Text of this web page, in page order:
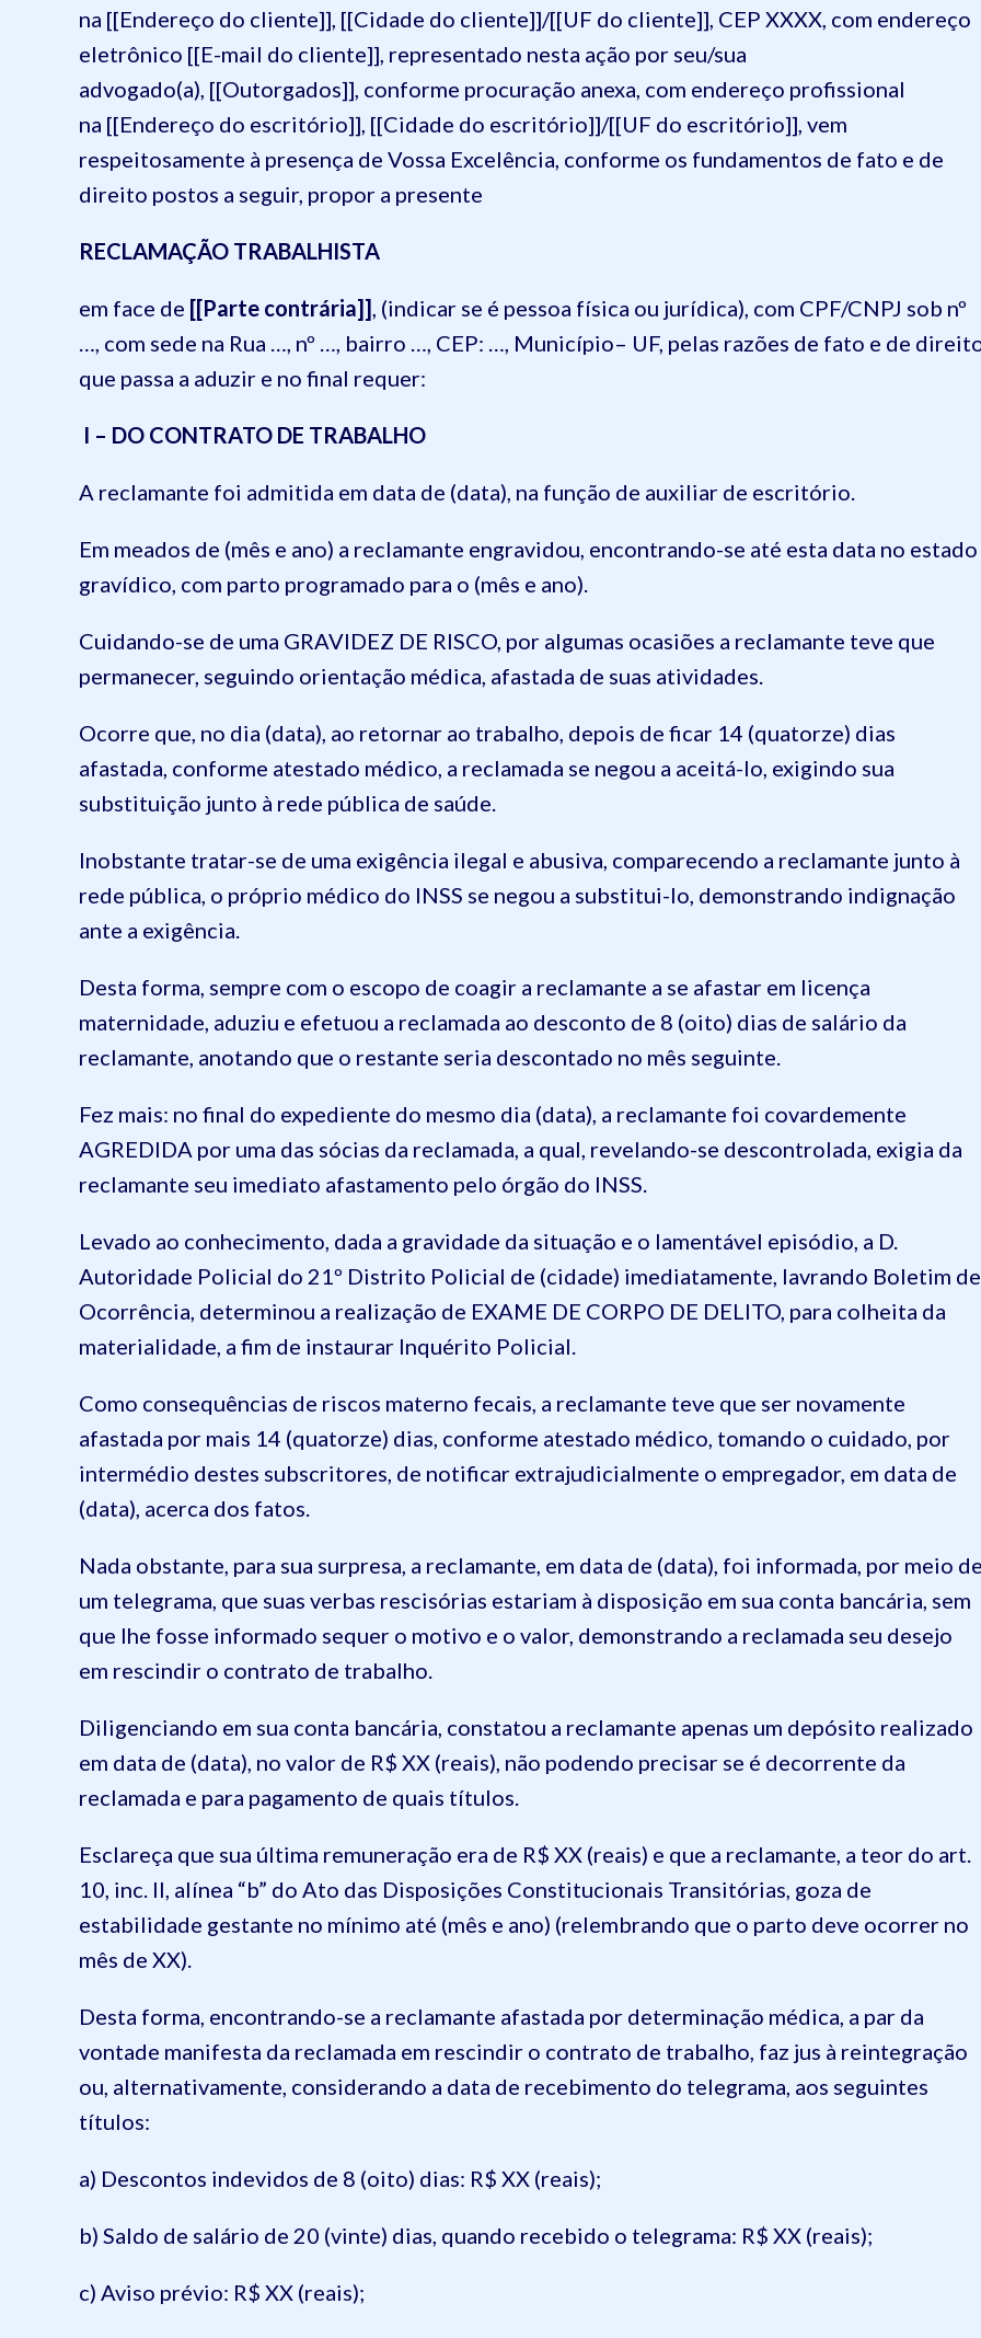
na [[Endereço do cliente]], [[Cidade do cliente]]/[[UF do cliente]], CEP XXXX, com endereço
eletrônico [[E-mail do cliente]], representado nesta ação por seu/sua
advogado(a), [[Outorgados]], conforme procuração anexa, com endereço profissional
na [[Endereço do escritório]], [[Cidade do escritório]]/[[UF do escritório]], vem
respeitosamente à presença de Vossa Excelência, conforme os fundamentos de fato e de
direito postos a seguir, propor a presente
RECLAMAÇÃO TRABALHISTA
em face de [[Parte contrária]], (indicar se é pessoa física ou jurídica), com CPF/CNPJ sob nº
…, com sede na Rua …, nº …, bairro …, CEP: …, Município– UF, pelas razões de fato e de
que passa a aduzir e no final requer:
I – DO CONTRATO DE TRABALHO
A reclamante foi admitida em data de (data), na função de auxiliar de escritório.
Em meados de (mês e ano) a reclamante engravidou, encontrando-se até esta data no estado
gravídico, com parto programado para o (mês e ano).
Cuidando-se de uma GRAVIDEZ DE RISCO, por algumas ocasiões a reclamante teve que
permanecer, seguindo orientação médica, afastada de suas atividades.
Ocorre que, no dia (data), ao retornar ao trabalho, depois de ficar 14 (quatorze) dias
afastada, conforme atestado médico, a reclamada se negou a aceitá-lo, exigindo sua
substituição junto à rede pública de saúde.
Inobstante tratar-se de uma exigência ilegal e abusiva, comparecendo a reclamante junto à
rede pública, o próprio médico do INSS se negou a substitui-lo, demonstrando indignação
ante a exigência.
Desta forma, sempre com o escopo de coagir a reclamante a se afastar em licença
maternidade, aduziu e efetuou a reclamada ao desconto de 8 (oito) dias de salário da
reclamante, anotando que o restante seria descontado no mês seguinte.
Fez mais: no final do expediente do mesmo dia (data), a reclamante foi covardemente
AGREDIDA por uma das sócias da reclamada, a qual, revelando-se descontrolada, exigia da
reclamante seu imediato afastamento pelo órgão do INSS.
Levado ao conhecimento, dada a gravidade da situação e o lamentável episódio, a D.
Autoridade Policial do 21º Distrito Policial de (cidade) imediatamente, lavrando Boletim de
Ocorrência, determinou a realização de EXAME DE CORPO DE DELITO, para colheita da
materialidade, a fim de instaurar Inquérito Policial.
Como consequências de riscos materno fecais, a reclamante teve que ser novamente
afastada por mais 14 (quatorze) dias, conforme atestado médico, tomando o cuidado, por
intermédio destes subscritores, de notificar extrajudicialmente o empregador, em data de
(data), acerca dos fatos.
Nada obstante, para sua surpresa, a reclamante, em data de (data), foi informada, por meio
um telegrama, que suas verbas rescisórias estariam à disposição em sua conta bancária, sem
que lhe fosse informado sequer o motivo e o valor, demonstrando a reclamada seu desejo
em rescindir o contrato de trabalho.
Diligenciando em sua conta bancária, constatou a reclamante apenas um depósito realizado
em data de (data), no valor de R$ XX (reais), não podendo precisar se é decorrente da
reclamada e para pagamento de quais títulos.
Esclareça que sua última remuneração era de R$ XX (reais) e que a reclamante, a teor do art.
10, inc. II, alínea “b” do Ato das Disposições Constitucionais Transitórias, goza de
estabilidade gestante no mínimo até (mês e ano) (relembrando que o parto deve ocorrer no
mês de XX).
Desta forma, encontrando-se a reclamante afastada por determinação médica, a par da
vontade manifesta da reclamada em rescindir o contrato de trabalho, faz jus à reintegração
ou, alternativamente, considerando a data de recebimento do telegrama, aos seguintes
títulos:
a) Descontos indevidos de 8 (oito) dias: R$ XX (reais);
b) Saldo de salário de 20 (vinte) dias, quando recebido o telegrama: R$ XX (reais);
c) Aviso prévio: R$ XX (reais);